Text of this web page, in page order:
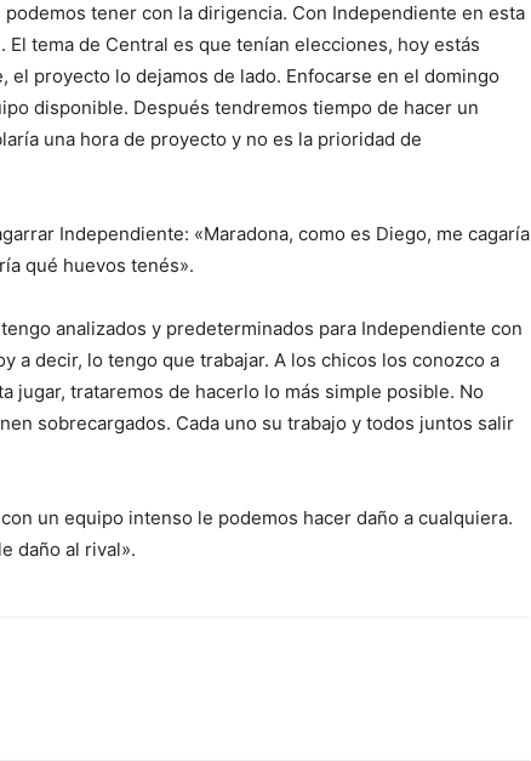
tener con la dirigencia. Con Independiente en esta
tema de Central es que tenían elecciones, hoy estás
el proyecto lo dejamos de lado. Enfocarse en el domingo
disponible. Después tendremos tiempo de hacer un
una hora de proyecto y no es la prioridad de
Independiente: «Maradona, como es Diego, me cagaría
qué huevos tenés».
analizados y predeterminados para Independiente con
a decir, lo tengo que trabajar. A los chicos los conozco a
jugar, trataremos de hacerlo lo más simple posible. No
sobrecargados. Cada uno su trabajo y todos juntos salir
un equipo intenso le podemos hacer daño a cualquiera.
daño al rival».